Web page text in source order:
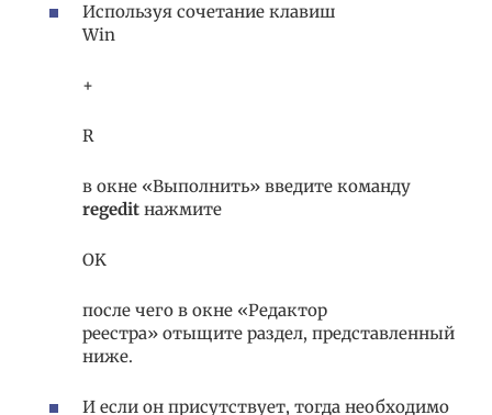
Используя сочетание клавиш
Win
+
R
в окне «Выполнить» введите команду
regedit нажмите
OK
после чего в окне «Редактор
реестра» отыщите раздел, представленный
ниже.
И если он присутствует, тогда необходимо